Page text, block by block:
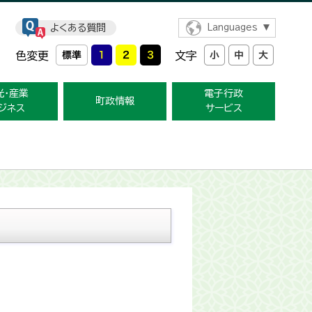
よくある質問 Languages
色変更 文字
・産業
ネス
町政情報
電子行政
サービス